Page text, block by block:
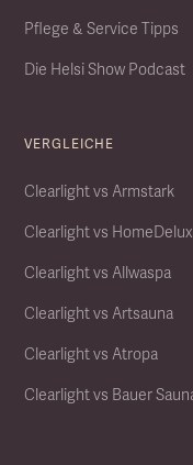
Pflege & Service Tipps
Die Helsi Show Podcast
VERGLEICHE
Clearlight vs Armstark
Clearlight vs
Clearlight vs Allwaspa
Clearlight vs Artsauna
Clearlight vs Atropa
Clearlight vs Bauer